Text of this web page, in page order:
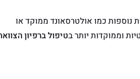
נוספות כמו אולטרסאונד ממוקד או
טיפול ברפיון